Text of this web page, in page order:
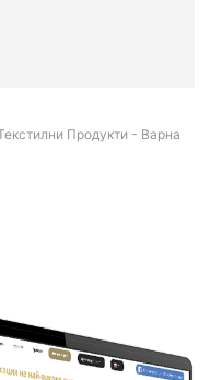
Продукти - Варна